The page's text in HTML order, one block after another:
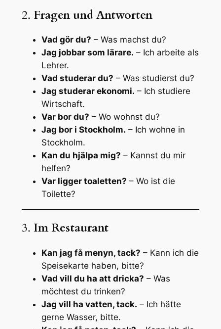
2. Fragen und Antworten
Vad gör du? – Was machst du?
Jag jobbar som lärare. – Ich arbeite als
Lehrer.
Vad studerar du? – Was studierst du?
Jag studerar ekonomi. – Ich studiere
Wirtschaft.
Var bor du? – Wo wohnst du?
Jag bor i Stockholm. – Ich wohne in
Stockholm.
Kan du hjälpa mig? – Kannst du mir
helfen?
Var ligger toaletten? – Wo ist die
Toilette?
3. Im Restaurant
Kan jag få menyn, tack? – Kann ich die
Speisekarte haben, bitte?
Vad vill du ha att dricka? – Was
möchtest du trinken?
Jag vill ha vatten, tack. – Ich hätte
gerne Wasser, bitte.